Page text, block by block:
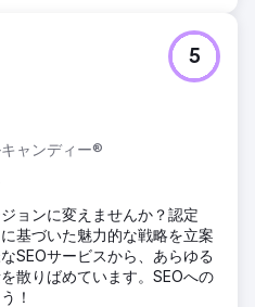
ャンディー®
5
ョンに変えませんか？認定
基づいた魅力的な戦略を立案
SEOサービスから、あらゆる
散りばめています。SEOへの
！